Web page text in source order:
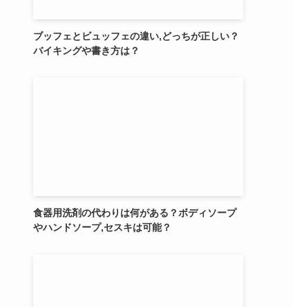
ブッフェとビュッフェの違い,どっちが正しい？
バイキングや書き方は？
食器用洗剤の代わりは何がある？ボディソープ
やハンドソープ,セスキは可能？